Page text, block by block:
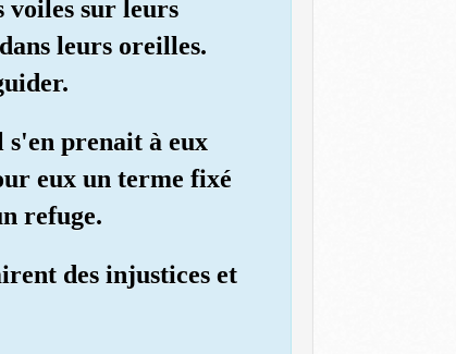
voiles sur leurs
leurs oreilles.
s'en prenait à eux
eux un terme fixé
refuge.
des injustices et